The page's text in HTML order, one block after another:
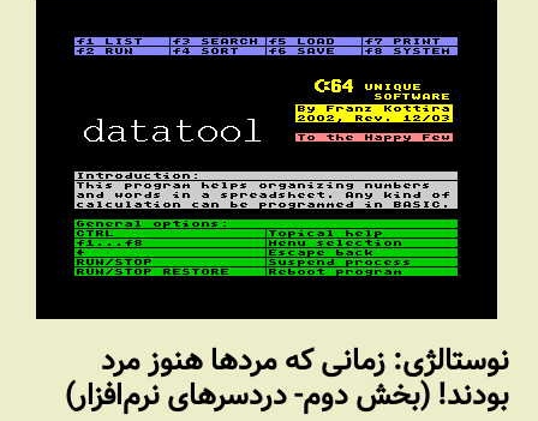
نوستالژی: زمانی که مردها هنوز مرد
بودند! (بخش دوم- دردسرهای نرم‌افزار)